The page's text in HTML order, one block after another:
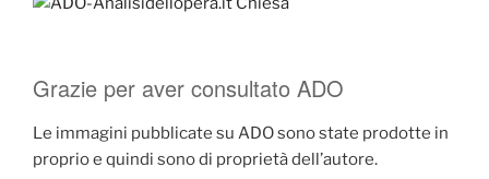
Grazie per aver consultato ADO
Le immagini pubblicate su ADO sono state prodotte in
proprio e quindi sono di proprietà dell’autore.